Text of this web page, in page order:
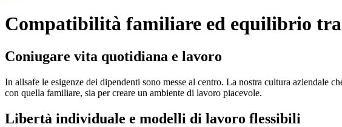
Compatibilità familiare ed equilibrio
Coniugare vita quotidiana e lavoro
In allsafe le esigenze dei dipendenti sono messe al centro. La nostra cultura aziendale
con quella familiare, sia per creare un ambiente di lavoro piacevole.
Libertà individuale e modelli di lavoro flessibili